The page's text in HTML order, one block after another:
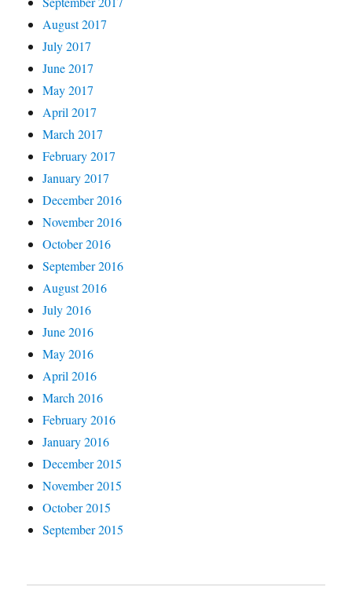
August 2017
July 2017
June 2017
May 2017
April 2017
March 2017
February 2017
January 2017
December 2016
November 2016
October 2016
September 2016
August 2016
July 2016
June 2016
May 2016
April 2016
March 2016
February 2016
January 2016
December 2015
November 2015
October 2015
September 2015